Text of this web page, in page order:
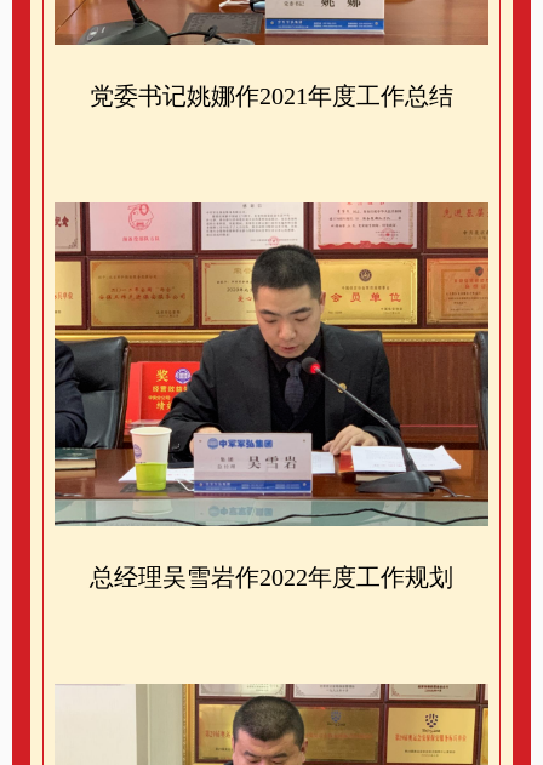
党委书记姚娜作2021年度工作总结
总经理吴雪岩作2022年度工作规划